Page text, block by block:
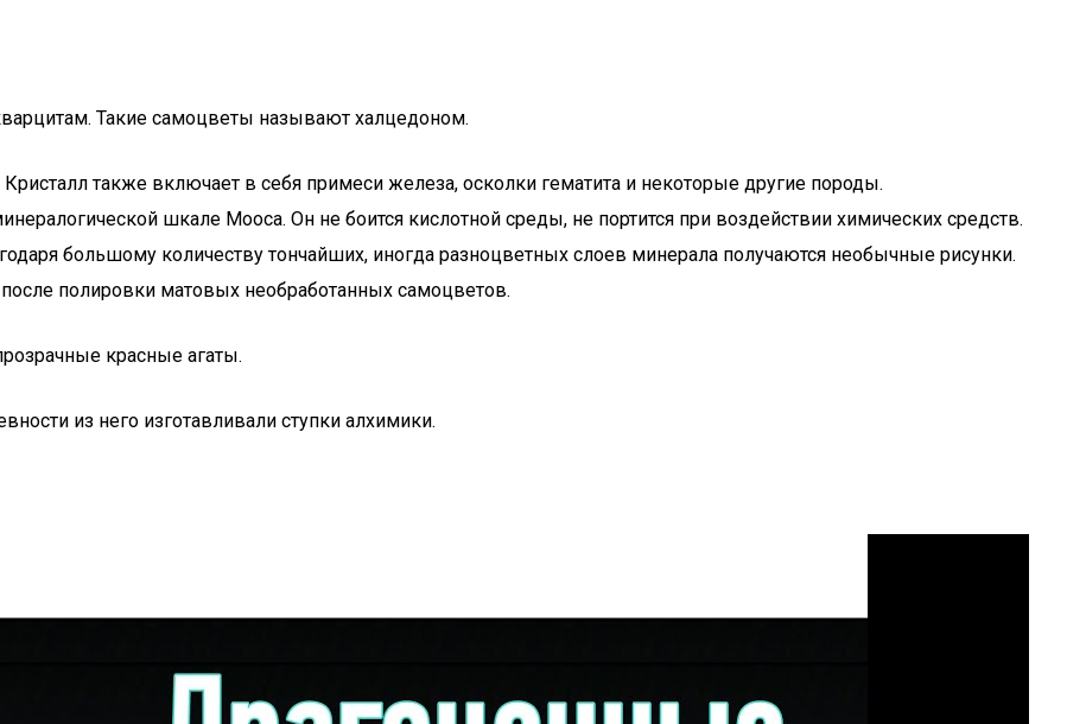
Такие самоцветы называют халцедоном.
Кристалл также включает в себя примеси железа, осколки гематита и некоторые другие породы.
шкале Мооса. Он не боится кислотной среды, не портится при воздействии химических средств.
большому количеству тончайших, иногда разноцветных слоев минерала получаются необычные рисунки.
полировки матовых необработанных самоцветов.
красные агаты.
из него изготавливали ступки алхимики.